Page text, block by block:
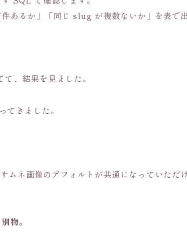
あるか」「同じ slug が複数ないか」を表で
、結果を見ました。
きました。
ネ画像のデフォルトが共通になっていただ
物。